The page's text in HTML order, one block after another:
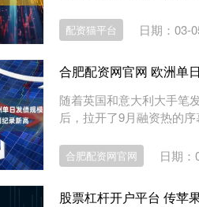
配资猫平台 日期：03-
合肥配资网官网 欧洲单
随着英国和意大利大手笔
后，拉开了9月融资热的
合肥配资网官网 日期：
股票杠杆开户平台 传苹